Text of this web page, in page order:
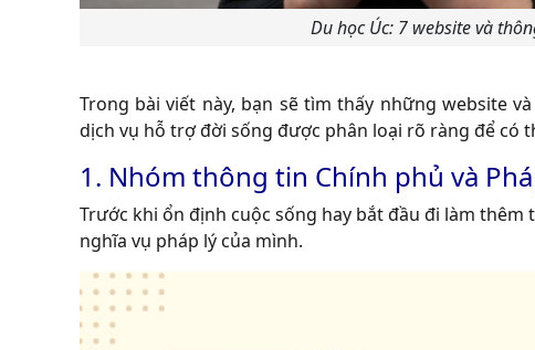
Du học Úc: 7 website và
Trong bài viết này, bạn sẽ tìm thấy những website
dịch vụ hỗ trợ đời sống được phân loại rõ ràng để có
1. Nhóm thông tin Chính phủ và
Trước khi ổn định cuộc sống hay bắt đầu đi làm
nghĩa vụ pháp lý của mình.